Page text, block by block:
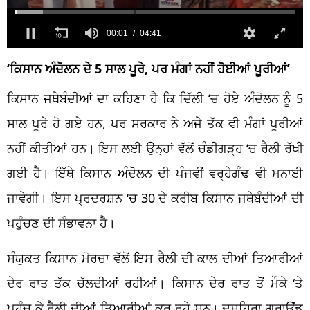
00:02 04:41
‘ਕਿਸਾਨ ਅੰਦੋਲਨ ਦੇ 5 ਸਾਲ ਪੂਰੇ, ਪਰ ਮੰਗਾਂ ਨਹੀਂ ਹੋਈਆਂ ਪੂਰੀਆਂ’
ਕਿਸਾਨ ਜਥੇਬੰਦੀਆਂ ਦਾ ਕਹਿਣਾ ਹੈ ਕਿ ਦਿੱਲੀ ‘ਚ ਹੋਏ ਅੰਦੋਲਨ ਨੂੰ 5
ਸਾਲ ਪੂਰੇ ਹੋ ਗਏ ਹਨ, ਪਰ ਸਰਕਾਰ ਨੇ ਅਜੇ ਤੱਕ ਵੀ ਮੰਗਾਂ ਪੂਰੀਆਂ
ਨਹੀਂ ਕੀਤੀਆਂ ਹਨ। ਇਸ ਲਈ ਉਨ੍ਹਾਂ ਵੱਲੋਂ ਚੰਡੀਗੜ੍ਹ ‘ਚ ਰੈਲੀ ਰੱਖੀ
ਗਈ ਹੈ। ਇੱਥੇ ਕਿਸਾਨ ਅੰਦੋਲਨ ਦੀ ਪੰਜਵੀਂ ਵਰ੍ਹੇਗੰਢ ਵੀ ਮਨਾਈ
ਜਾਵੇਗੀ। ਇਸ ਪ੍ਰਦਰਸ਼ਨ ‘ਚ 30 ਦੇ ਕਰੀਬ ਕਿਸਾਨ ਜਥੇਬੰਦੀਆਂ ਦੀ
ਪਹੁੰਚਣ ਦੀ ਸੰਭਾਵਨਾ ਹੈ।
ਸੰਯੁਕਤ ਕਿਸਾਨ ਮੋਰਚਾ ਵੱਲੋਂ ਇਸ ਰੈਲੀ ਦੀ ਕਾਲ ਦੀਆਂ ਤਿਆਰੀਆਂ
ਦੇਰ ਰਾਤ ਤੱਕ ਚੱਲਦੀਆਂ ਰਹੀਆਂ। ਕਿਸਾਨ ਦੇਰ ਰਾਤ ਤੋਂ ਮੌਕੇ ‘ਤੇ